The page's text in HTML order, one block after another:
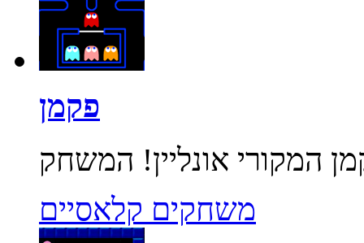
פקמן
משחקים קלאסיים